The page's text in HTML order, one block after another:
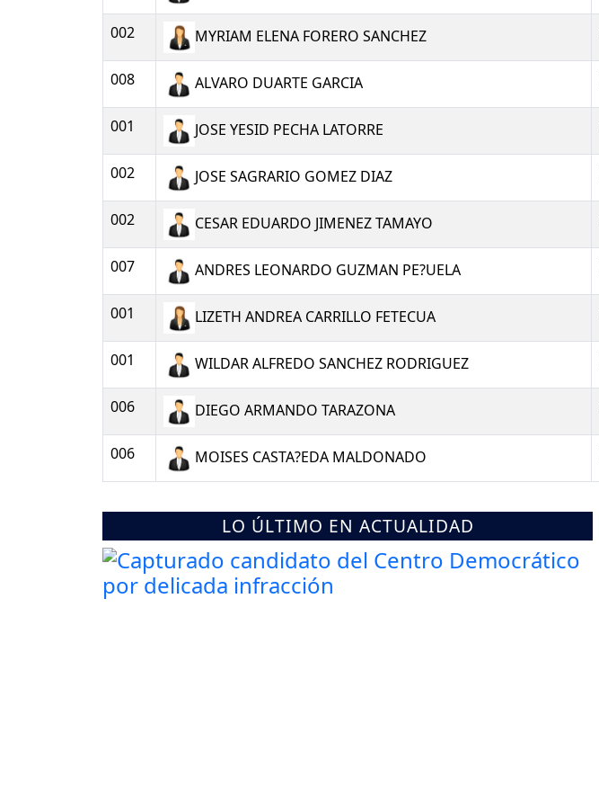
002 MYRIAM ELENA FORERO SANCHEZ
008 ALVARO DUARTE GARCIA
001 JOSE YESID PECHA LATORRE
002 JOSE SAGRARIO GOMEZ DIAZ
002 CESAR EDUARDO JIMENEZ TAMAYO
007 ANDRES LEONARDO GUZMAN PE?UELA
001 LIZETH ANDREA CARRILLO FETECUA
001 WILDAR ALFREDO SANCHEZ RODRIGUEZ
006 DIEGO ARMANDO TARAZONA
006 MOISES CASTA?EDA MALDONADO
LO ÚLTIMO EN ACTUALIDAD